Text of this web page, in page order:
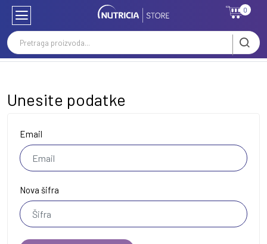
0
Početna Zaboravljena šifra
Unesite podatke
Email
Nova šifra